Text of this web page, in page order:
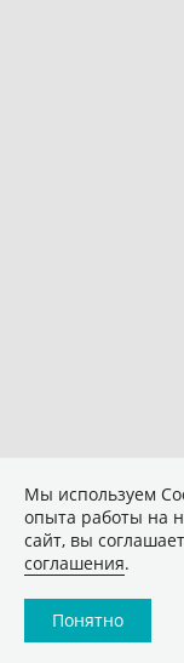
Мы используем
опыта работы на
сайт, вы
соглашения.
Понятно